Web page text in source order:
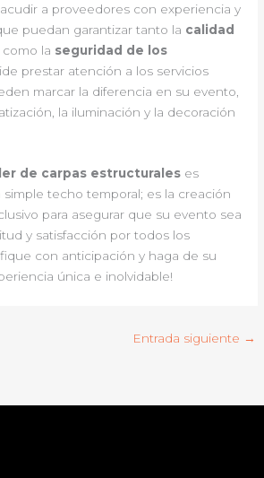
a proveedores con experiencia y
puedan garantizar tanto la calidad
como la seguridad de los
prestar atención a los servicios
marcar la diferencia en su evento,
la iluminación y la decoración
de carpas estructurales es
techo temporal; es la creación
para asegurar que su evento sea
y satisfacción por todos los
con anticipación y haga de su
única e inolvidable!
Entrada siguiente →